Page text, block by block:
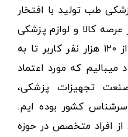
طب تولید با افتخار
در عرصه کالا و لوازم پزشکی
توانسته مورد اعتماد بیش از ۱۲۰ هزار نفر کاربر تا به
میبالیم که مورد اعتماد
تجهیزات پزشکی،
کشور بوده ایم.
افراد متخصص در حوزه